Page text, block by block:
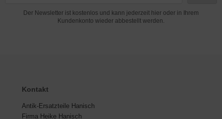
Der Newsletter ist kostenlos und kann jederzeit hier oder in Ihrem
Kundenkonto wieder abbestellt werden.
Kontakt
Antik-Ersatzteile Hanisch
Firma Heike Hanisch